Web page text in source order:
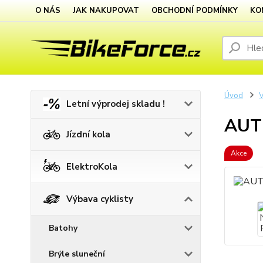
O NÁS JAK NAKUPOVAT OBCHODNÍ PODMÍNKY
Letní výprodej skladu !
Jízdní kola
ElektroKola
Výbava cyklisty
Batohy
Brýle sluneční
Úvod
Akce